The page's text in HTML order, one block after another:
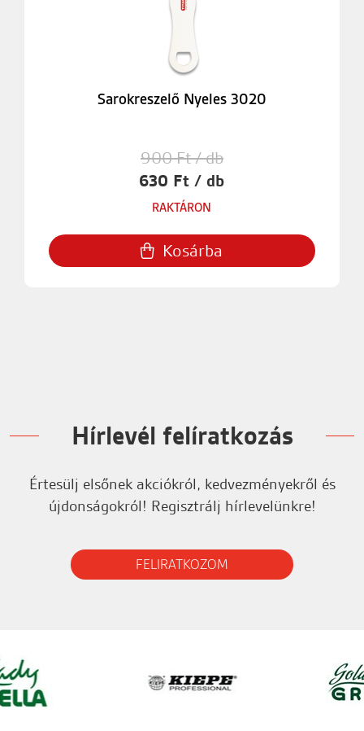
Sarokreszelő Nyeles 3020
900 Ft / db
630 Ft / db
RAKTÁRON
Kosárba
Hírlevél felíratkozás
Értesülj elsőnek akciókról, kedvezményekről és
újdonságokról! Regisztrálj hírlevelünkre!
FELIRATKOZOM